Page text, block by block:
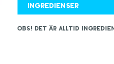
Ingredienser
OBS! Det är alltid